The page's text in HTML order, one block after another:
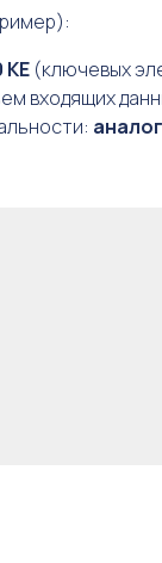
(ключевых
входящих